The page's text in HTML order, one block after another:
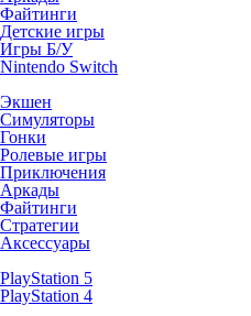
Файтинги
Детские игры
Игры Б/У
Nintendo Switch
Экшен
Симуляторы
Гонки
Ролевые игры
Приключения
Аркады
Файтинги
Стратегии
Аксессуары
PlayStation 5
PlayStation 4